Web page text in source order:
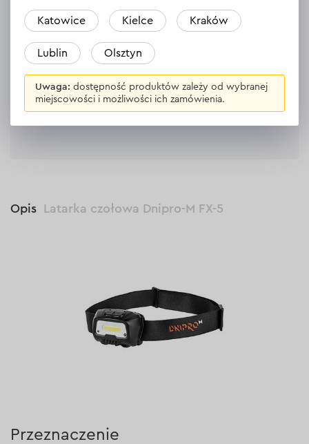
Nikt jeszcze nie zostawił opinii na temat
tego produktu.
Bądź pierwszy
Zostaw opinię
Opis Latarka czołowa Dnipro-M FX-5
Przeznaczenie
Katowice Kielce Kraków
Lublin Olsztyn
Uwaga: dostępność produktów zależy od wybranej
miejscowości i możliwości ich zamówienia.